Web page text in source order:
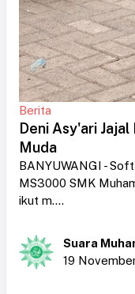
Berita
Deni Asy'ari
Muda
BANYUWANGI -
MS3000 SMK
ikut m....
Suara
19